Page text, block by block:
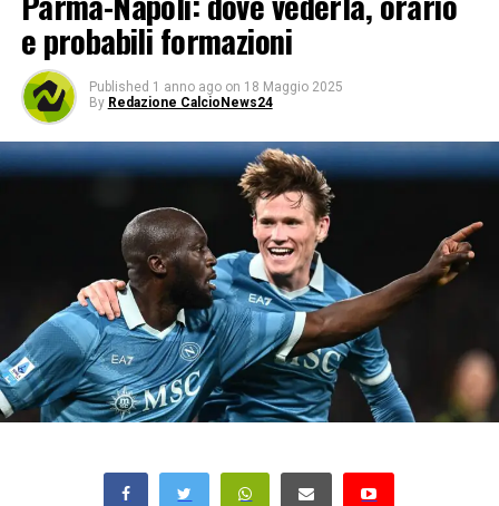
e probabili formazioni
Published 1 anno ago on 18 Maggio 2025
By Redazione CalcioNews24